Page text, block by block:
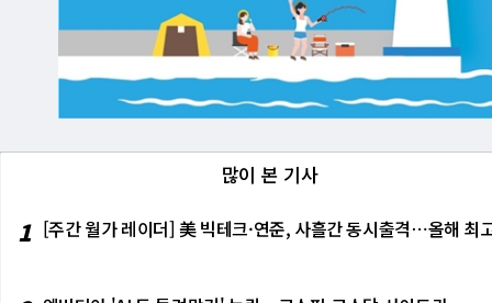
많이 본 기사
1 [주간 월가 레이더] 美 빅테크·연준, 사흘간 동시출격⋯올해 최